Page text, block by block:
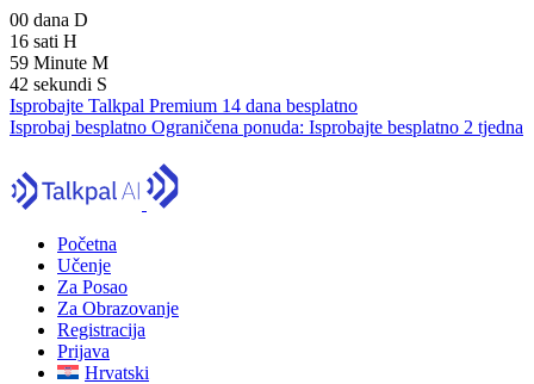
00 dana D
16 sati H
59 Minute M
41 sekundi S
Isprobajte Talkpal Premium 14 dana besplatno
Isprobaj besplatno Ograničena ponuda: Isprobajte besplatno 2 tjedna
Početna
Učenje
Za Posao
Za Obrazovanje
Registracija
Prijava
Hrvatski